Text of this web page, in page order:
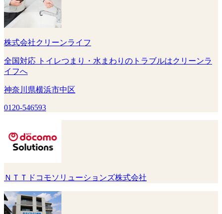
株式会社クリーンライフ
全国対応 トイレつまり・水まわりのトラブルはクリーンラ
イフへ
神奈川県横浜市中区
0120-546593
ＮＴＴドコモソリューションズ株式会社